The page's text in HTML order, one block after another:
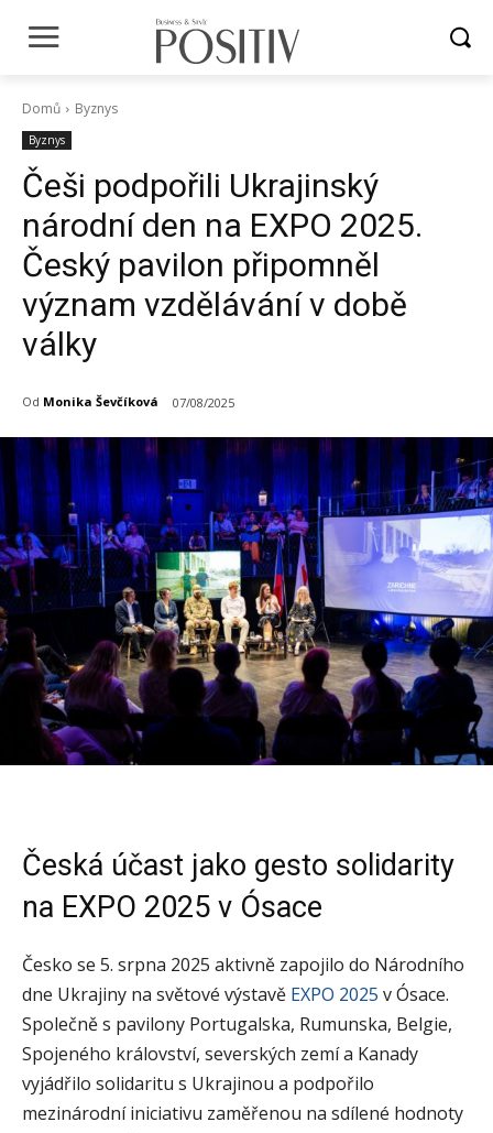
Domů Byznys
Byznys
Češi podpořili Ukrajinský
národní den na EXPO 2025.
Český pavilon připomněl
význam vzdělávání v době
války
Od Monika Ševčíková 07/08/2025
Česká účast jako gesto solidarity
na EXPO 2025 v Ósace
Česko se 5. srpna 2025 aktivně zapojilo do Národního
dne Ukrajiny na světové výstavě EXPO 2025 v Ósace.
Společně s pavilony Portugalska, Rumunska, Belgie,
Spojeného království, severských zemí a Kanady
vyjádřilo solidaritu s Ukrajinou a podpořilo
mezinárodní iniciativu zaměřenou na sdílené hodnoty